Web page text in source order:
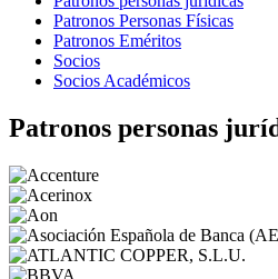
Patronos Personas Físicas
Patronos Eméritos
Socios
Socios Académicos
Patronos personas